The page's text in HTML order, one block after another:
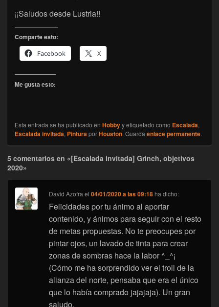
¡¡Saludos desde Lustria!!
Comparte esto:
Facebook
X
Me gusta esto:
Esta entrada se ha publicado en Hobbyy etiquetado como Escalada,
Escalada invitada, PinturaporHouston. Guarda enlace permanente.
5 comentarios en «[Escalada invitada] Grinch, objetivos
2020»
David Azofra el04/01/2020 a las 09:18 ha dicho:
Felicidades por tu ánimo al aportar
contenido, y ánimos para seguir con el resto
de metas propuestas. No te preocupes por
pintar ojos, un lavado de tinta para crear
zonas de sombras hace la labor ^_^¡
(Cómo me ha sorprendido ver el troll de la
alianza del norte, pensaba que era el único
que lo había comprado jajajaja). Un gran
saludo.